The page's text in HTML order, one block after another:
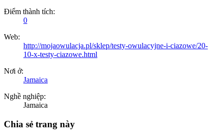
Điểm thành tích:
0
Web:
http://mojaowulacja.pl/sklep/testy-owulacyjne-i-ciazowe/20-
10-x-testy-ciazowe.html
Nơi ở:
Jamaica
Nghề nghiệp:
Jamaica
Chia sẻ trang này